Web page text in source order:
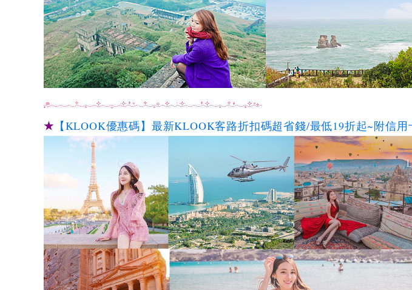
★ 【KLOOK優惠碼】最新KLOOK客路折扣碼超省錢/最低19折起~附信用